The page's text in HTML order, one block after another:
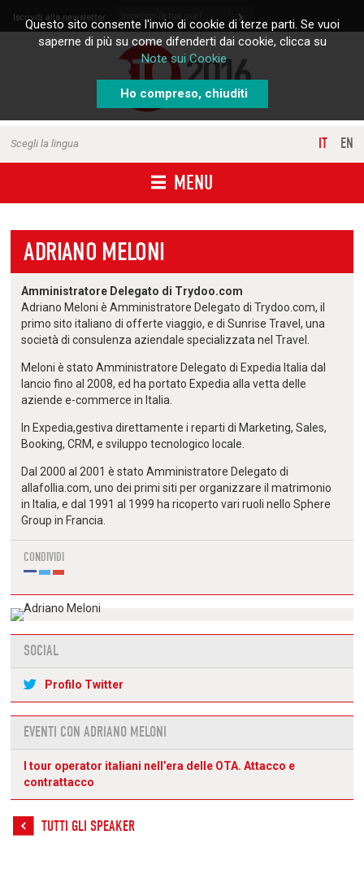
Skip to content
Iscriviti alla newsletter
MENU
Scegli la lingua IT EN
ADRIANO MELONI
Amministratore Delegato di Trydoo.com
Adriano Meloni è Amministratore Delegato di Trydoo.com, il
primo sito italiano di offerte viaggio, e di Sunrise Travel, una
società di consulenza aziendale specializzata nel Travel.
Meloni è stato Amministratore Delegato di Expedia Italia dal
lancio fino al 2008, ed ha portato Expedia alla vetta delle
aziende e-commerce in Italia.
In Expedia,gestiva direttamente i reparti di Marketing, Sales,
Booking, CRM, e sviluppo tecnologico locale.
Dal 2000 al 2001 è stato Amministratore Delegato di
allafollia.com, uno dei primi siti per organizzare il matrimonio
in Italia, e dal 1991 al 1999 ha ricoperto vari ruoli nello Sphere
Group in Francia.
CONDIVIDI
SOCIAL
Profilo Twitter
EVENTI CON ADRIANO MELONI
I tour operator italiani nell’era delle OTA. Attacco e
contrattacco
TUTTI GLI SPEAKER
Questo sito consente l'invio di cookie di terze parti. Se vuoi
saperne di più su come difenderti dai cookie, clicca su
Note sui Cookie
Ho compreso, chiuditi